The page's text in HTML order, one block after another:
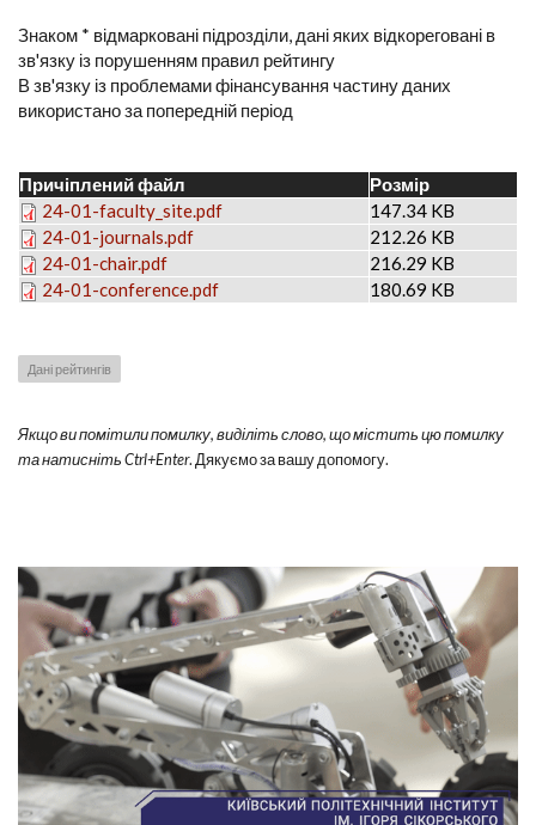
Знаком * відмарковані підрозділи, дані яких відкореговані в
зв'язку із порушенням правил рейтингу
В зв'язку із проблемами фінансування частину даних
використано за попередній період
Причіплений файл
Розмір
24-01-faculty_site.pdf
147.34 KB
24-01-journals.pdf
212.26 KB
24-01-chair.pdf
216.29 KB
24-01-conference.pdf
180.69 KB
Дані рейтингів
Якщо ви помітили помилку, виділіть слово, що містить цю помилку
та натисніть Ctrl+Enter. Дякуємо за вашу допомогу.